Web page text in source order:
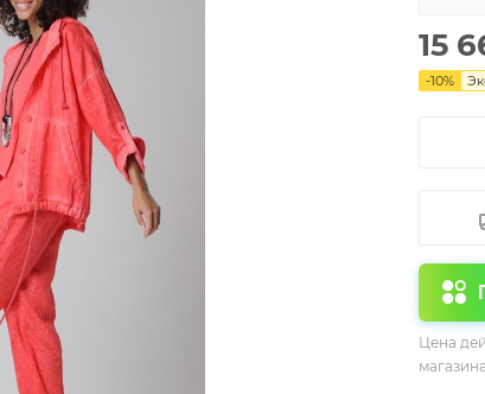
15
-10%
Цена